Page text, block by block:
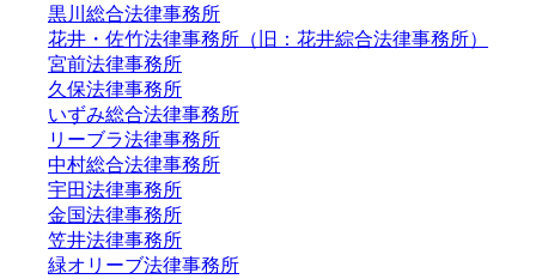
黒川総合法律事務所
花井・佐竹法律事務所（旧：花井綜合法律事務所）
宮前法律事務所
久保法律事務所
いずみ総合法律事務所
リーブラ法律事務所
中村総合法律事務所
宇田法律事務所
金国法律事務所
笠井法律事務所
緑オリーブ法律事務所